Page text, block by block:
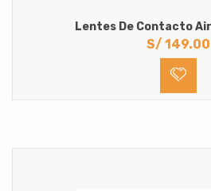
Lentes De Contacto
S/ 149.00